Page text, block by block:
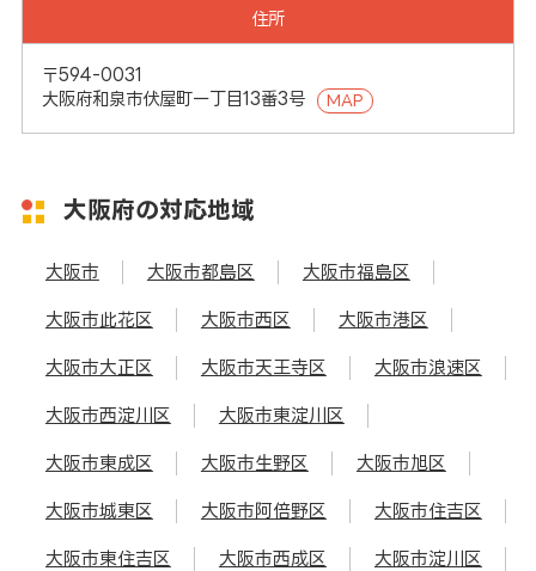
住所
〒594-0031
大阪府和泉市伏屋町一丁目13番3号
MAP
大阪府の対応地域
大阪市 大阪市都島区 大阪市福島区
大阪市此花区 大阪市西区 大阪市港区
大阪市大正区 大阪市天王寺区 大阪市浪速区
大阪市西淀川区 大阪市東淀川区
大阪市東成区 大阪市生野区 大阪市旭区
大阪市城東区 大阪市阿倍野区 大阪市住吉区
大阪市東住吉区 大阪市西成区 大阪市淀川区